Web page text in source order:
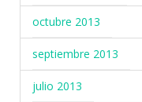
octubre 2013
septiembre 2013
julio 2013